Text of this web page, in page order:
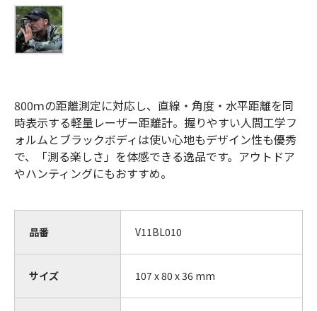
CLOSE
800ｍの距離測定に対応し、直線・角度・水平距離を同
時表示する軽量レーザー距離計。握りやすい人間工学フ
ォルムとブラックボディは使い心地もデザイン性も優秀
で、「測る楽しさ」を体感できる逸品です。アウトドア
やハンティングにもおすすめ。
品番 V11BL010
サイズ 107 x 80 x 36 mm